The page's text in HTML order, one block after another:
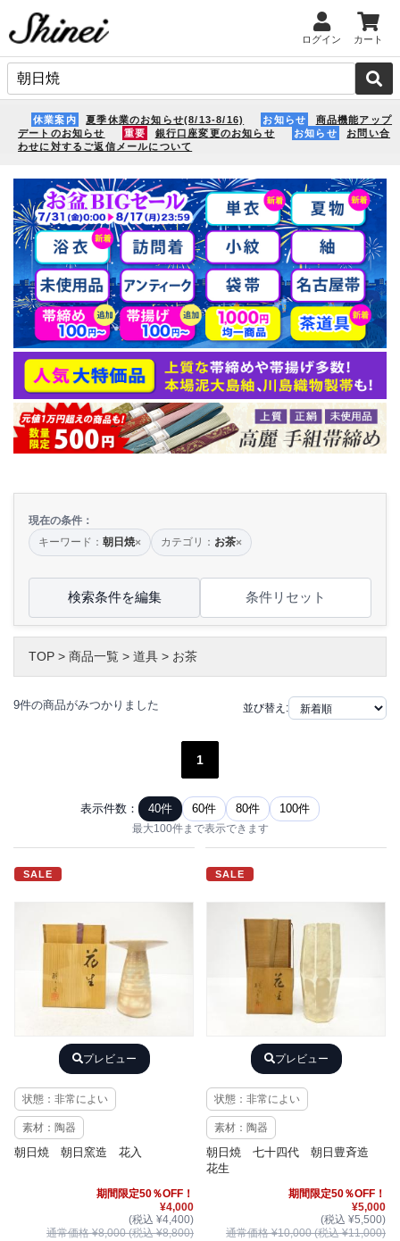
ログイン カート
休業案内 夏季休業のお知らせ(8/13-8/16) お知らせ
商品機能アップ
デートのお知らせ
重要 銀行口座変更のお知らせ お知らせ
お問い合
わせに対するご返信メールについて
現在の条件：
キーワード： 朝日焼× カテゴリ： お茶×
検索条件を編集 条件リセット
TOP > 商品一覧 > 道具 > お茶
9件の商品がみつかりました 並び替え:
1
表示件数： 40件 60件 80件 100件
最大100件まで表示できます
SALE
プレビュー
状態：非常によい
素材：陶器
朝日焼 朝日窯造 花入
期間限定50％OFF！
¥4,000
(税込 ¥4,400)
通常価格 ¥8,000 (税込 ¥8,800)
SALE
プレビュー
状態：非常によい
素材：陶器
朝日焼 七十四代 朝日豊斉造
花生
期間限定50％OFF！
¥5,000
(税込 ¥5,500)
通常価格 ¥10,000 (税込 ¥11,000)